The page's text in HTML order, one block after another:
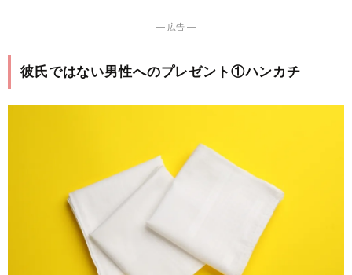
― 広告 ―
彼氏ではない男性へのプレゼント①ハンカチ